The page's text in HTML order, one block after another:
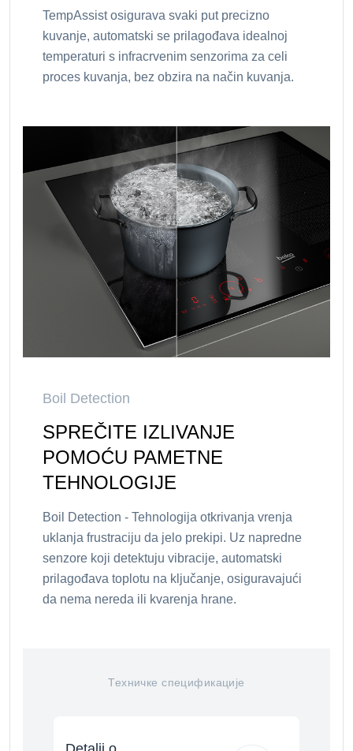
TempAssist osigurava svaki put precizno
kuvanje, automatski se prilagođava idealnoj
temperaturi s infracrvenim senzorima za celi
proces kuvanja, bez obzira na način kuvanja.
Boil Detection
SPREČITE IZLIVANJE
POMOĆU PAMETNE
TEHNOLOGIJE
Boil Detection - Tehnologija otkrivanja vrenja
uklanja frustraciju da jelo prekipi. Uz napredne
senzore koji detektuju vibracije, automatski
prilagođava toplotu na ključanje, osiguravajući
da nema nereda ili kvarenja hrane.
Техничке спецификације